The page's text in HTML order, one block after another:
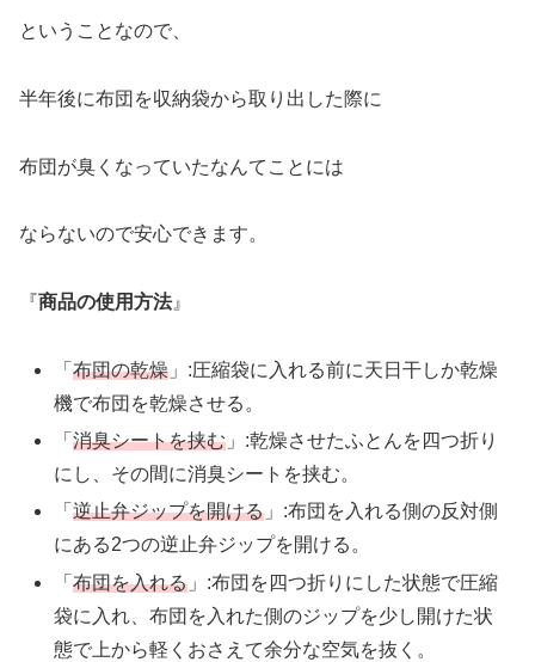
ということなので、
半年後に布団を収納袋から取り出した際に
布団が臭くなっていたなんてことには
ならないので安心できます。
『商品の使用方法』
「布団の乾燥 」:圧縮袋に入れる前に天日干しか乾燥
機で布団を乾燥させる。
「消臭シートを挟む 」:乾燥させたふとんを四つ折り
にし、その間に消臭シートを挟む。
「逆止弁ジップを開ける 」:布団を入れる側の反対側
にある2つの逆止弁ジップを開ける。
「布団を入れる 」:布団を四つ折りにした状態で圧縮
袋に入れ、布団を入れた側のジップを少し開けた状
態で上から軽くおさえて余分な空気を抜く。